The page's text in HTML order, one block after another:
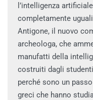
l’intelligenza
completamente
Antigone, il nuovo
archeologa, che
manufatti della
costruiti dagli
perché sono un
greci che hanno